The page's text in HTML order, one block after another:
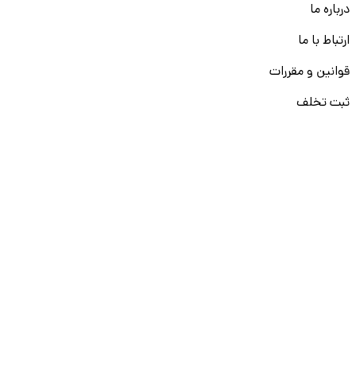
درباره ما
ارتباط با ما
قوانین و مقررات
ثبت تخلف